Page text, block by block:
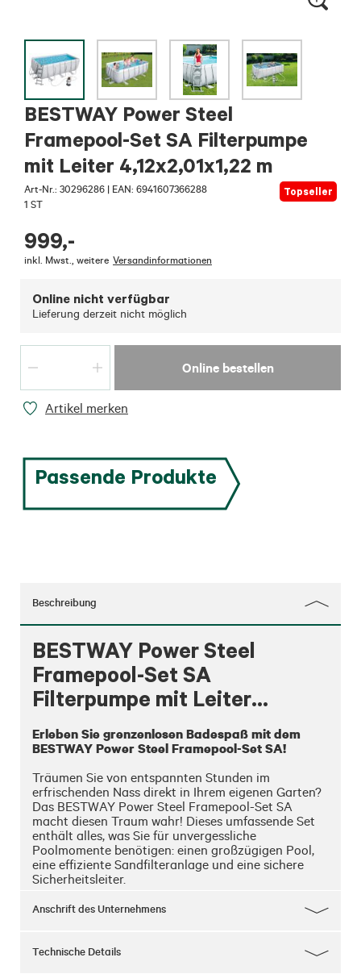
BESTWAY Power Steel
Framepool-Set SA Filterpumpe
mit Leiter 4,12x2,01x1,22 m
Art-Nr.: 30296286 | EAN: 6941607366288
1 ST
Topseller
999,-
inkl. Mwst. weitere Versandinformationen
Online nicht verfügbar
Lieferung derzeit nicht möglich
Online bestellen
Artikel merken
Passende Produkte
Beschreibung
BESTWAY Power Steel
Framepool-Set SA
Filterpumpe mit Leiter
4,12x2,01x1,22 m
Erleben Sie grenzenlosen Badespaß mit dem
BESTWAY Power Steel Framepool-Set SA!
Träumen Sie von entspannten Stunden im
erfrischenden Nass direkt in Ihrem eigenen Garten?
Das BESTWAY Power Steel Framepool-Set SA
macht diesen Traum wahr! Dieses umfassende Set
enthält alles, was Sie für unvergessliche
Poolmomente benötigen: einen großzügigen Pool,
eine effiziente Sandfilteranlage und eine sichere
Sicherheitsleiter.
Mit einem beeindruckenden Fassungsvermögen von
haben. Der gartenschlauchkompatible Bodenablauf
Anschrift des Unternehmens
Technische Details